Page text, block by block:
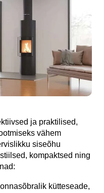
ja praktilised,
vähem
siseõhu
kompaktsed ning
kütteseade,